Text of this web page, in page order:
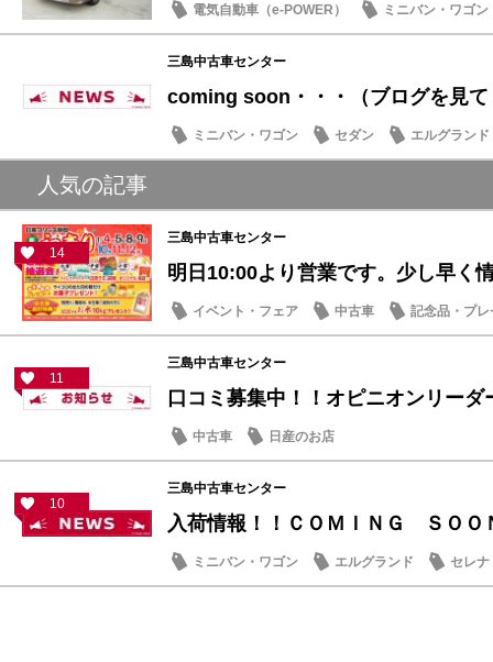
電気自動車（e-POWER）
ミニバン・ワゴン
お買得車情報
三島中古車センター
coming soon・・・（ブログを見て
ミニバン・ワゴン セダン エルグランド
人気の記事
14
三島中古車センター
明日10:00より営業です。少し早く
イベント・フェア 中古車 記念品・プレ
11
三島中古車センター
口コミ募集中！！オピニオンリー
中古車 日産のお店
10
三島中古車センター
入荷情報！！ＣＯＭＩＮＧ ＳＯＯ
ミニバン・ワゴン エルグランド セレナ